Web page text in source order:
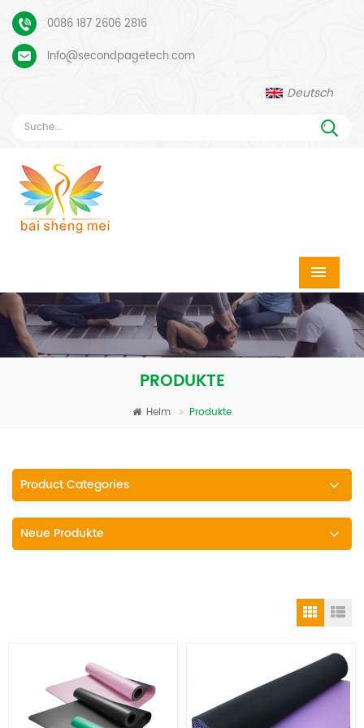
0086 187 2606 2816
Info@secondpagetech.com
Deutsch
PRODUKTE
Heim Produkte
Product Categories
Neue Produkte